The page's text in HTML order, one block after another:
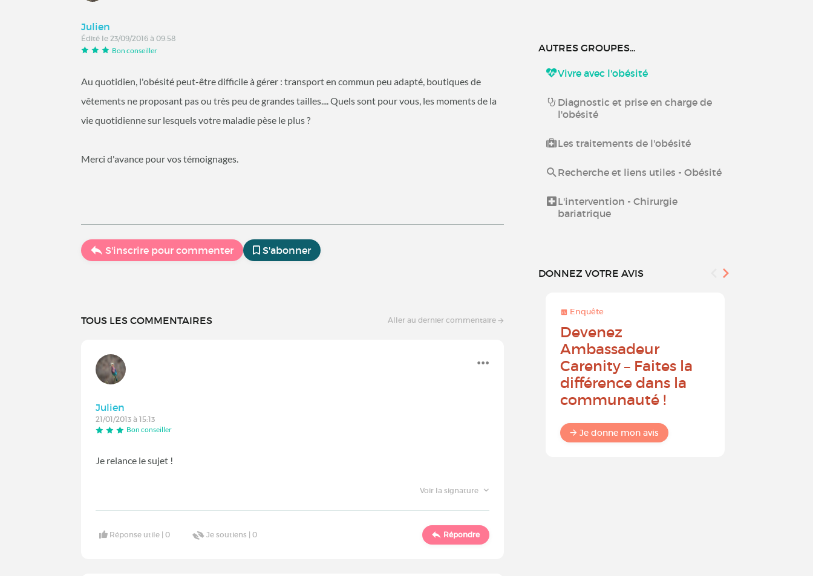
Julien
Édité le 23/09/2016 à 09:58
Bon conseiller
Au quotidien, l'obésité peut-être difficile à gérer : transport en commun peu adapté, boutiques de
vêtements ne proposant pas ou très peu de grandes tailles.... Quels sont pour vous, les moments de la
vie quotidienne sur lesquels votre maladie pèse le plus ?
Merci d'avance pour vos témoignages.
S'inscrire pour commenter S'abonner
TOUS LES COMMENTAIRES Aller au dernier commentaire
Julien
21/01/2013 à 15:13
Bon conseiller
Je relance le sujet !
Voir la signature
Réponse utile |0 Je soutiens |0 Répondre
AUTRES GROUPES...
Vivre avec l'obésité
Diagnostic et prise en charge de
l'obésité
Les traitements de l'obésité
Recherche et liens utiles - Obésité
L'intervention - Chirurgie
bariatrique
DONNEZ VOTRE AVIS
Enquête
Devenez
Ambassadeur
Carenity – Faites la
différence dans la
communauté !
Je donne mon avis